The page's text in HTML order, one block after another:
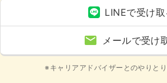
LINEで受け取
メールで受け
※キャリアアドバイザーとのやりと